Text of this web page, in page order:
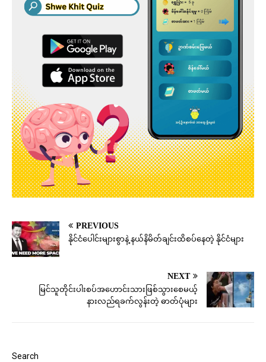
PREVIOUS
နိုင်ငံပေါင်းများစွာနဲ့ နယ်နိမိတ်ချင်းထိစပ်နေတဲ့ နိုင်ငံများ
NEXT
မြင်သူတိုင်းပါးစပ်အဟောင်းသားဖြစ်သွားစေမယ့်
နားလည်ရခက်လွန်းတဲ့ ဓာတ်ပုံများ
Search